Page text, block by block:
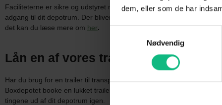
dem, eller som de har
Nødvendig
Faciliteterne er sikre og udstyret med videoovervågning og
adgang til dit depotrum. Der bliver også løbende holdt opsyn med
det kan du læse mere om her.
Lån en af vores trailere
Har du brug for en trailer til transport af dine ting til depotrummet,
Boxdepotet booke en lukket trailer helt gratis. Denne service
tingene ud af dit depotrum igen.